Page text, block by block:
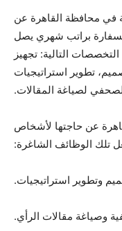
في محافظة القاهرة عن
براتب شهري يصل
التخصصات التالية: تجهيز
تطوير استراتيجيات
لصياغة المقالات.
عن حاجتها لأشخاص
تلك الوظائف الشاغرة:
وتطوير استراتيجيات.
وصياغة مقالات الرأي.